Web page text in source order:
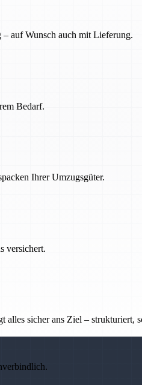
auf Wunsch auch mit Lieferung.
Bedarf.
Ihrer Umzugsgüter.
versichert.
sicher ans Ziel – strukturiert,